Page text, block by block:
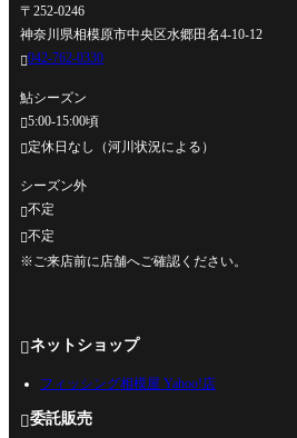
〒252-0246
神奈川県相模原市中央区水郷田名4-10-12
042-762-0330
鮎シーズン
5:00-15:00頃
定休日なし（河川状況による）
シーズン外
不定
不定
※ご来店前に店舗へご確認ください。
ネットショップ
フィッシング相模屋 Yahoo!店
委託販売